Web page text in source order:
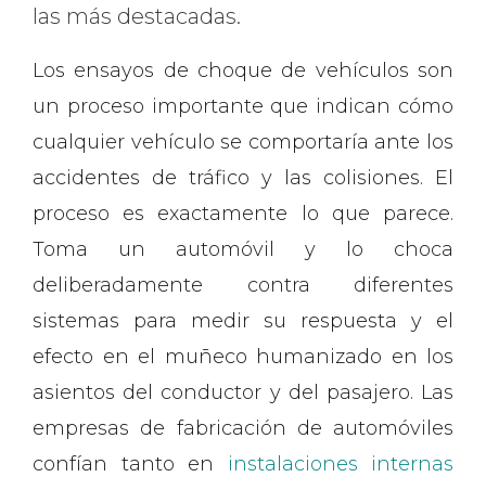
las más destacadas.
Los ensayos de choque de vehículos son
un proceso importante que indican cómo
cualquier vehículo se comportaría ante los
accidentes de tráfico y las colisiones. El
proceso es exactamente lo que parece.
Toma un automóvil y lo choca
deliberadamente contra diferentes
sistemas para medir su respuesta y el
efecto en el muñeco humanizado en los
asientos del conductor y del pasajero. Las
empresas de fabricación de automóviles
confían tanto en
instalaciones internas